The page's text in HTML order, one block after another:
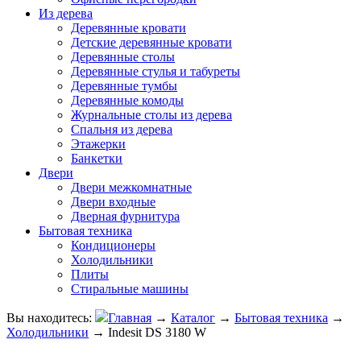
Из дерева
Деревянные кровати
Детские деревянные кровати
Деревянные столы
Деревянные стулья и табуреты
Деревянные тумбы
Деревянные комоды
Журнальные столы из дерева
Спальня из дерева
Этажерки
Банкетки
Двери
Двери межкомнатные
Двери входные
Дверная фурнитура
Бытовая техника
Кондиционеры
Холодильники
Плиты
Стиральные машины
Вы находитесь: Главная → Каталог → Бытовая техника →
Холодильники → Indesit DS 3180 W